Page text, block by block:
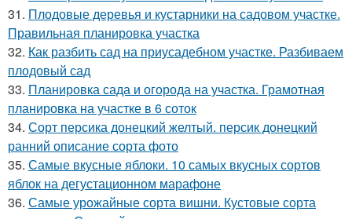
31. Плодовые деревья и кустарники на садовом участке.
Правильная планировка участка
32. Как разбить сад на приусадебном участке. Разбиваем
плодовый сад
33. Планировка сада и огорода на участка. Грамотная
планировка на участке в 6 соток
34. Сорт персика донецкий желтый. персик донецкий
ранний описание сорта фото
35. Самые вкусные яблоки. 10 самых вкусных сортов
яблок на дегустационном марафоне
36. Самые урожайные сорта вишни. Кустовые сорта